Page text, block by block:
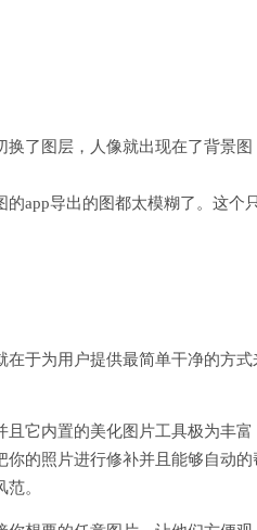
了图层，人像就出现在了背景图
app导出的图都太模糊了。这个
在于为用户提供最简单干净的方式
且它内置的美化图片工具极为丰富
的照片进行修补并且能够自动的
。